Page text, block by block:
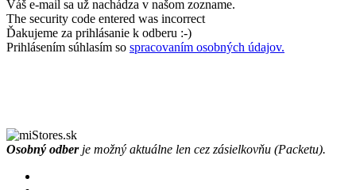
Váš e-mail sa už nachádza v našom zozname.
The security code entered was incorrect
Ďakujeme za prihlásanie k odberu :-)
Prihlásením súhlasím so spracovaním osobných údajov.
Osobný odberje možný aktuálne len cez zásielkovňu (Packetu).